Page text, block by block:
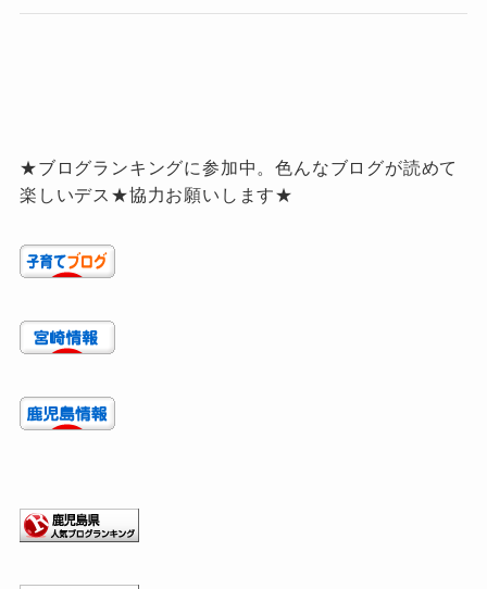
★ブログランキングに参加中。色んなブログが読めて
楽しいデス★協力お願いします★